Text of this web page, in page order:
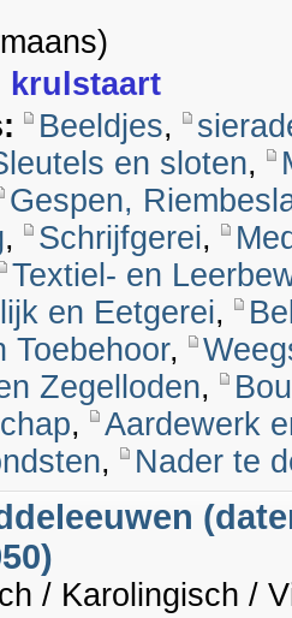
krulstaart
Beeldjes,
en sloten,
Gespen,
, Schrijfgerei,
Textiel- en
en Eetgerei,
Toebehoor,
Zegelloden,
,
Aardewerk
, Nader te
/ Karolingisch /